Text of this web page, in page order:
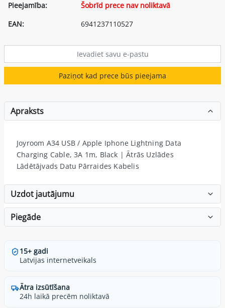
Pieejamība:
Šobrīd prece nav noliktavā
EAN:
6941237110527
Paziņot kad prece būs pieejama
Apraksts
Joyroom A34 USB / Apple Iphone Lightning Data
Charging Cable, 3A 1m, Black | Ātrās Uzlādes
Lādētājvads Datu Pārraides Kabelis
Uzdot jautājumu
Piegāde
15+ gadi
Latvijas internetveikals
Ātra izsūtīšana
24h laikā precēm noliktavā